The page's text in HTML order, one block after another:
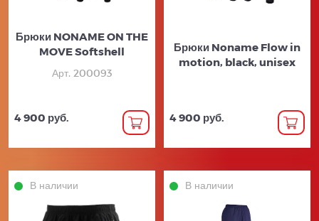
Брюки NONAME ON THE
MOVE Softshell
Арт. 200093
4 900 руб.
Брюки Noname Flow in
motion, black, unisex
4 900 руб.
В наличии В наличии